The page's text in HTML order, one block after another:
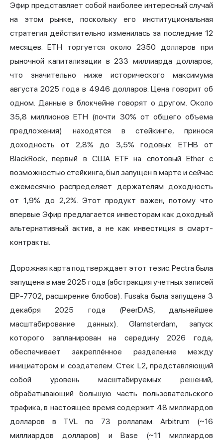
Эфир представляет собой наиболее интересный случай
на этом рынке, поскольку его институциональная
стратегия действительно изменилась за последние 12
месяцев. ETH торгуется около 2350 долларов при
рыночной капитализации в 233 миллиарда долларов,
что значительно ниже исторического максимума
августа 2025 года в 4946 долларов. Цена говорит об
одном. Данные в блокчейне говорят о другом. Около
35,8 миллионов ETH (почти 30% от общего объема
предложения) находятся в стейкинге, принося
доходность от 2,8% до 3,5% годовых. ETHB от
BlackRock, первый в США ETF на спотовый Ether с
возможностью стейкинга, был запущен в марте и сейчас
ежемесячно распределяет держателям доходность
от 1,9% до 2,2%. Этот продукт важен, потому что
впервые Эфир предлагается инвесторам как доходный
альтернативный актив, а не как инвестиция в смарт-
контракты.
Дорожная карта подтверждает этот тезис. Pectra была
запущена в мае 2025 года (абстракция учетных записей
EIP-7702, расширение блобов). Fusaka была запущена 3
декабря 2025 года (PeerDAS, дальнейшее
масштабирование данных). Glamsterdam, запуск
которого запланирован на середину 2026 года,
обеспечивает закреплённое разделение между
инициатором и создателем. Стек L2, представляющий
собой уровень масштабируемых решений,
обрабатывающий большую часть пользовательского
трафика, в настоящее время содержит 48 миллиардов
долларов в TVL по 73 роллапам. Arbitrum (~16
миллиардов долларов) и Base (~11 миллиардов